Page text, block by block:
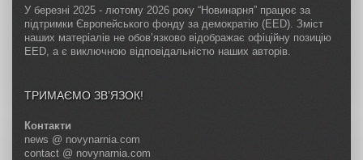
У березні 2025 - лютому 2026 року “Новинарня” працює за
підтримки Європейського фонду за демократію (EED). Зміст
наших матеріалів не обов’язково відображає офіційну позицію
EED, а є виключною відповідальністю наших авторів.
ТРИМАЄМО ЗВ’ЯЗОК!
Контакти
news @ novynarnia.com
contact @ novynarnia.com